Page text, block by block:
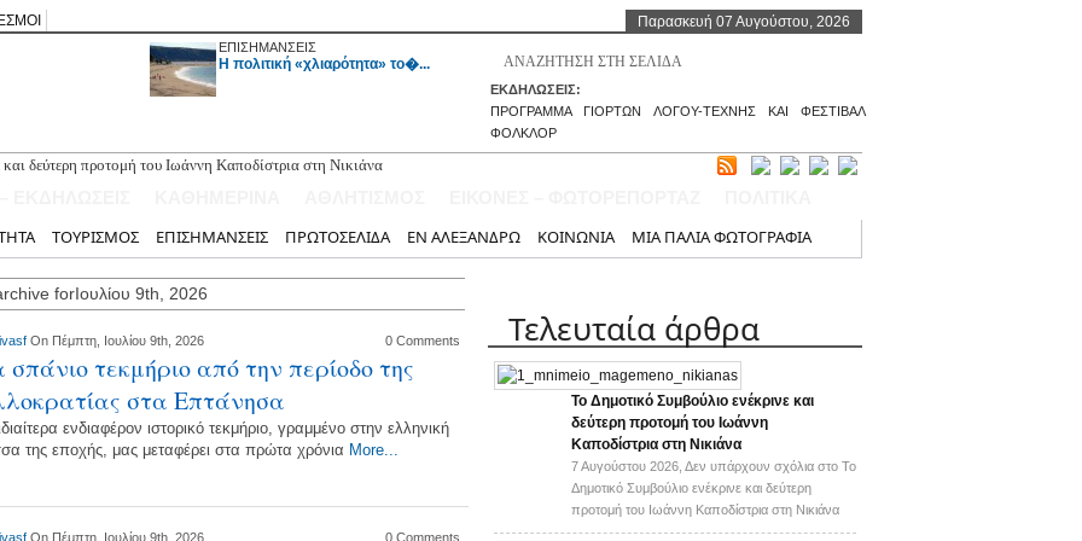
Παρασκευή 07 Αυγούστου, 2026
ΕΠΙΣΗΜΑΝΣΕΙΣ
H πολιτική «χλιαρότητα» το�...
ΕΚΔΗΛΩΣΕΙΣ:
ΠΡΟΓΡΑΜΜΑ ΓΙΟΡΤΩΝ ΛΟΓΟΥ-ΤΕΧΝΗΣ ΚΑΙ ΦΕΣΤΙΒΑΛ
ΦΟΛΚΛΟΡ
δεύτερη προτομή του Ιωάννη Καποδίστρια στη Νικιάνα
θάνατο του Νεοκλή Αραβαντινού
ΤΟΥΡΙΣΜΟΣ ΕΠΙΣΗΜΑΝΣΕΙΣ ΠΡΩΤΟΣΕΛΙΔΑ ΕΝ ΑΛΕΞΑΝΔΡΩ ΚΟΙΝΩΝΙΑ ΜΙΑ ΠΑΛΙΑ ΦΩΤΟΓΡΑΦΙΑ
forΙουλίου 9th, 2026
On Πέμπτη, Ιουλίου 9th, 2026 0 Comments
τεκμήριο από την περίοδο της
στα Επτάνησα
ενδιαφέρον ιστορικό τεκμήριο, γραμμένο στην ελληνική
της εποχής, μας μεταφέρει στα πρώτα χρόνια More...
On Πέμπτη, Ιουλίου 9th, 2026 0 Comments
Τελευταία άρθρα
Το Δημοτικό Συμβούλιο ενέκρινε και
δεύτερη προτομή του Ιωάννη
Καποδίστρια στη Νικιάνα
7 Αυγούστου 2026, Δεν υπάρχουν σχόλια στο Το
Δημοτικό Συμβούλιο ενέκρινε και δεύτερη
προτομή του Ιωάννη Καποδίστρια στη Νικιάνα